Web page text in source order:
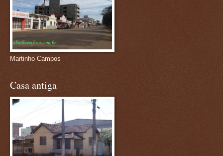
Martinho Campos
Casa antiga